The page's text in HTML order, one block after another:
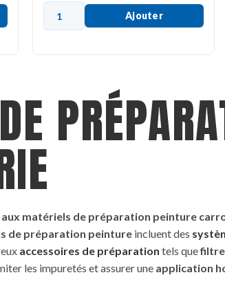
Ajouter
aux matériels de préparation peinture
de préparation peinture incluent des
accessoires de préparation tels que
les impuretés et assurer une application